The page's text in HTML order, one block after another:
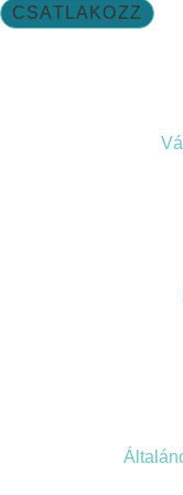
CSATLAKOZZ